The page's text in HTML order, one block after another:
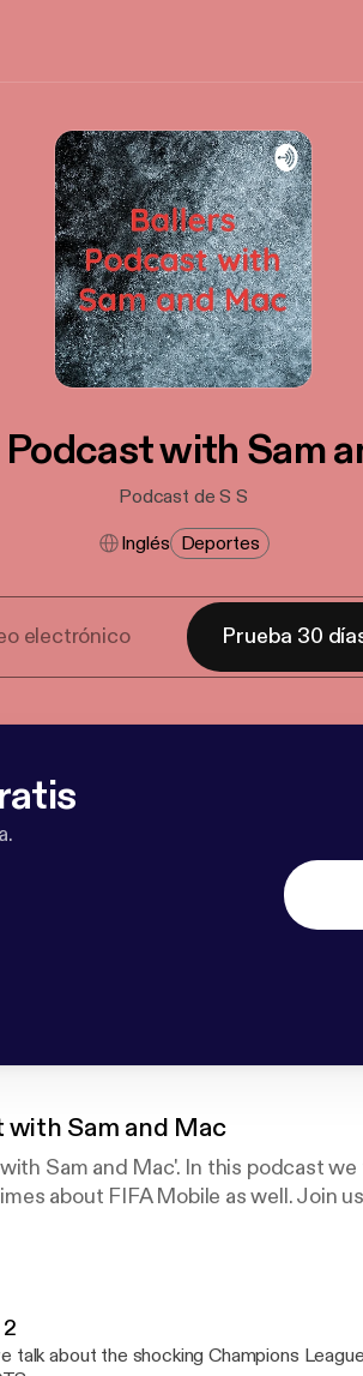
with Sam
Podcast de S S
Inglés Deportes
Prueba 30
with Sam and Mac
Sam and Mac'. In this podcast
about FIFA Mobile as well. Join
talk about the shocking Champions